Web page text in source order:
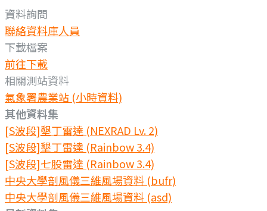
資料詢問
聯絡資料庫人員
下載檔案
前往下載
相關測站資料
氣象署農業站 (小時資料)
其他資料集
[S波段]墾丁雷達 (NEXRAD Lv. 2)
[S波段]墾丁雷達 (Rainbow 3.4)
[S波段]七股雷達 (Rainbow 3.4)
中央大學剖風儀三維風場資料 (bufr)
中央大學剖風儀三維風場資料 (asd)